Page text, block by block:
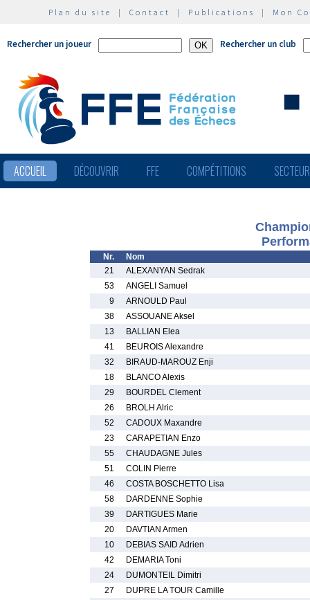
Plan du site | Contact | Publications | Mon
Rechercher un joueur Rechercher un club
ACCUEIL DÉCOUVRIR FFE COMPÉTITIONS
Nr.
Nom
21
ALEXANYAN Sedrak
53
ANGELI Samuel
9
ARNOULD Paul
38
ASSOUANE Aksel
13
BALLIAN Elea
41
BEUROIS Alexandre
32
BIRAUD-MAROUZ Enji
18
BLANCO Alexis
29
BOURDEL Clement
26
BROLH Alric
52
CADOUX Maxandre
23
CARAPETIAN Enzo
55
CHAUDAGNE Jules
51
COLIN Pierre
46
COSTA BOSCHETTO Lisa
58
DARDENNE Sophie
39
DARTIGUES Marie
20
DAVTIAN Armen
10
DEBIAS SAID Adrien
42
DEMARIA Toni
24
DUMONTEIL Dimitri
27
DUPRE LA TOUR Camille